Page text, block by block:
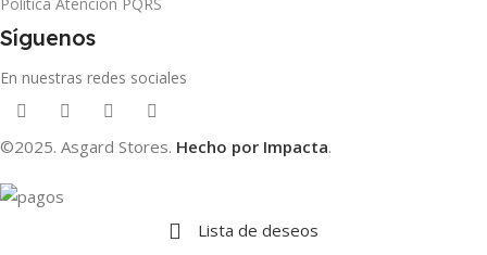
Síguenos
En nuestras redes sociales
©2025. Asgard Stores. Hecho por Impacta.
Lista de deseos